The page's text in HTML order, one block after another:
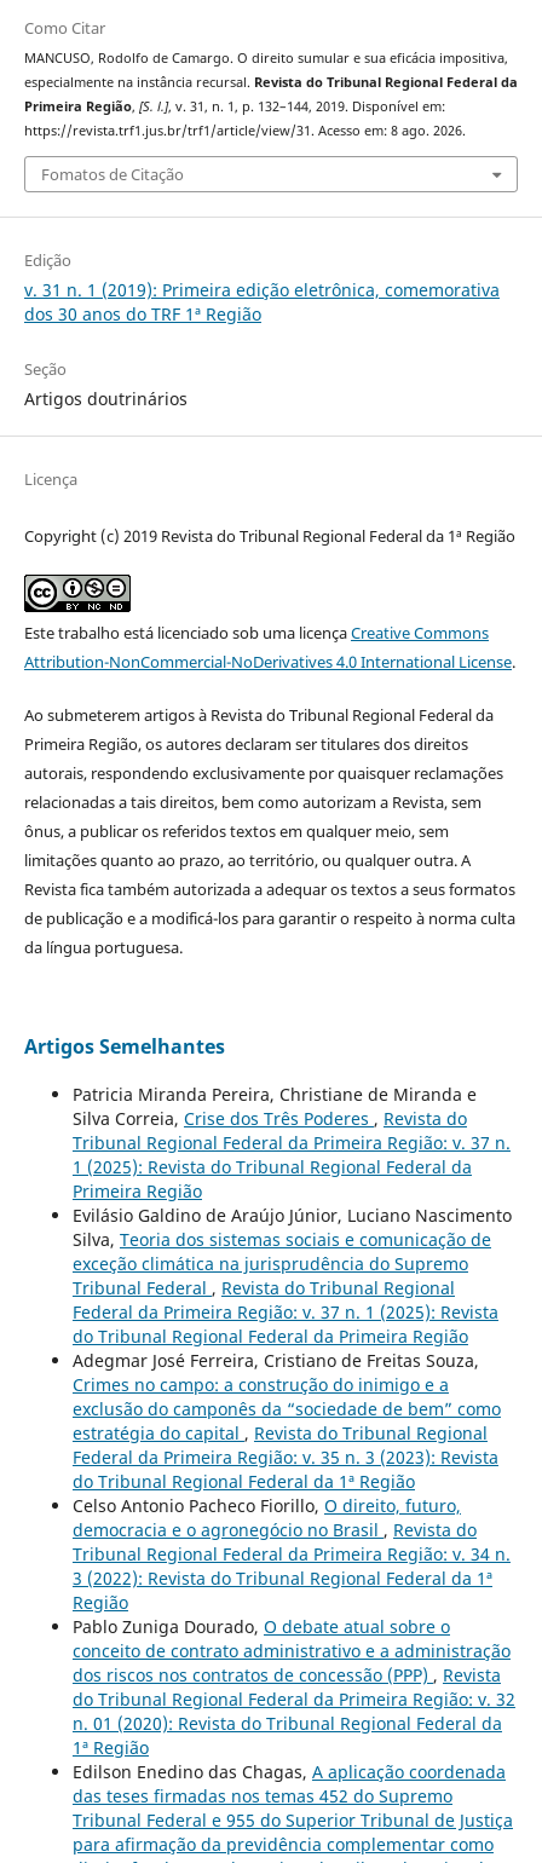
Como Citar
MANCUSO, Rodolfo de Camargo. O direito sumular e sua eficácia impositiva,
especialmente na instância recursal. Revista do Tribunal Regional Federal da
Primeira Região, [S. l.], v. 31, n. 1, p. 132–144, 2019. Disponível em:
https://revista.trf1.jus.br/trf1/article/view/31. Acesso em: 8 ago. 2026.
Fomatos de Citação
Edição
v. 31 n. 1 (2019): Primeira edição eletrônica, comemorativa
dos 30 anos do TRF 1ª Região
Seção
Artigos doutrinários
Licença
Copyright (c) 2019 Revista do Tribunal Regional Federal da 1ª Região
Este trabalho está licenciado sob uma licençaCreative Commons
Attribution-NonCommercial-NoDerivatives 4.0 International License.
Ao submeterem artigos à Revista do Tribunal Regional Federal da
Primeira Região, os autores declaram ser titulares dos direitos
autorais, respondendo exclusivamente por quaisquer reclamações
relacionadas a tais direitos, bem como autorizam a Revista, sem
ônus, a publicar os referidos textos em qualquer meio, sem
limitações quanto ao prazo, ao território, ou qualquer outra. A
Revista fica também autorizada a adequar os textos a seus formatos
de publicação e a modificá-los para garantir o respeito à norma culta
da língua portuguesa.
Artigos Semelhantes
Patricia Miranda Pereira, Christiane de Miranda e
Silva Correia, Crise dos Três Poderes , Revista do
Tribunal Regional Federal da Primeira Região: v. 37 n.
1 (2025): Revista do Tribunal Regional Federal da
Primeira Região
Evilásio Galdino de Araújo Júnior, Luciano Nascimento
Silva, Teoria dos sistemas sociais e comunicação de
exceção climática na jurisprudência do Supremo
Tribunal Federal , Revista do Tribunal Regional
Federal da Primeira Região: v. 37 n. 1 (2025): Revista
do Tribunal Regional Federal da Primeira Região
Adegmar José Ferreira, Cristiano de Freitas Souza,
Crimes no campo: a construção do inimigo e a
exclusão do camponês da “sociedade de bem” como
estratégia do capital , Revista do Tribunal Regional
Federal da Primeira Região: v. 35 n. 3 (2023): Revista
do Tribunal Regional Federal da 1ª Região
Celso Antonio Pacheco Fiorillo, O direito, futuro,
democracia e o agronegócio no Brasil , Revista do
Tribunal Regional Federal da Primeira Região: v. 34 n.
3 (2022): Revista do Tribunal Regional Federal da 1ª
Região
Pablo Zuniga Dourado, O debate atual sobre o
conceito de contrato administrativo e a administração
dos riscos nos contratos de concessão (PPP) , Revista
do Tribunal Regional Federal da Primeira Região: v. 32
n. 01 (2020): Revista do Tribunal Regional Federal da
1ª Região
Edilson Enedino das Chagas, A aplicação coordenada
das teses firmadas nos temas 452 do Supremo
Tribunal Federal e 955 do Superior Tribunal de Justiça
para afirmação da previdência complementar como